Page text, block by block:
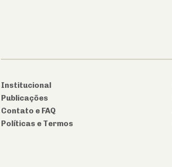
Institucional
Publicações
Contato e FAQ
Políticas e Termos